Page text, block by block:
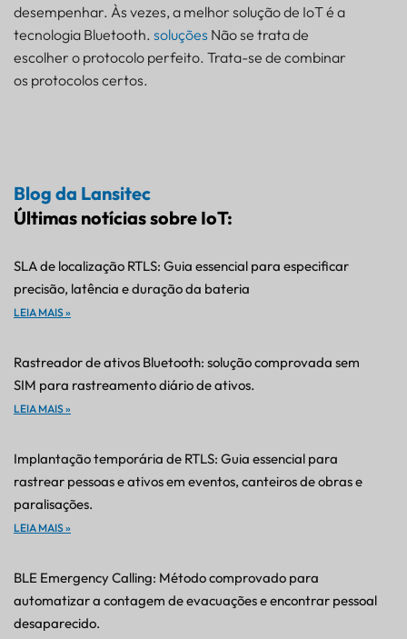
desempenhar. Às vezes, a melhor solução de IoT é a
tecnologia Bluetooth. soluções Não se trata de
escolher o protocolo perfeito. Trata-se de combinar
os protocolos certos.
Blog da Lansitec
Últimas notícias sobre IoT:
SLA de localização RTLS: Guia essencial para especificar
precisão, latência e duração da bateria
LEIA MAIS »
Rastreador de ativos Bluetooth: solução comprovada sem
SIM para rastreamento diário de ativos.
LEIA MAIS »
Implantação temporária de RTLS: Guia essencial para
rastrear pessoas e ativos em eventos, canteiros de obras e
paralisações.
LEIA MAIS »
BLE Emergency Calling: Método comprovado para
automatizar a contagem de evacuações e encontrar pessoal
desaparecido.